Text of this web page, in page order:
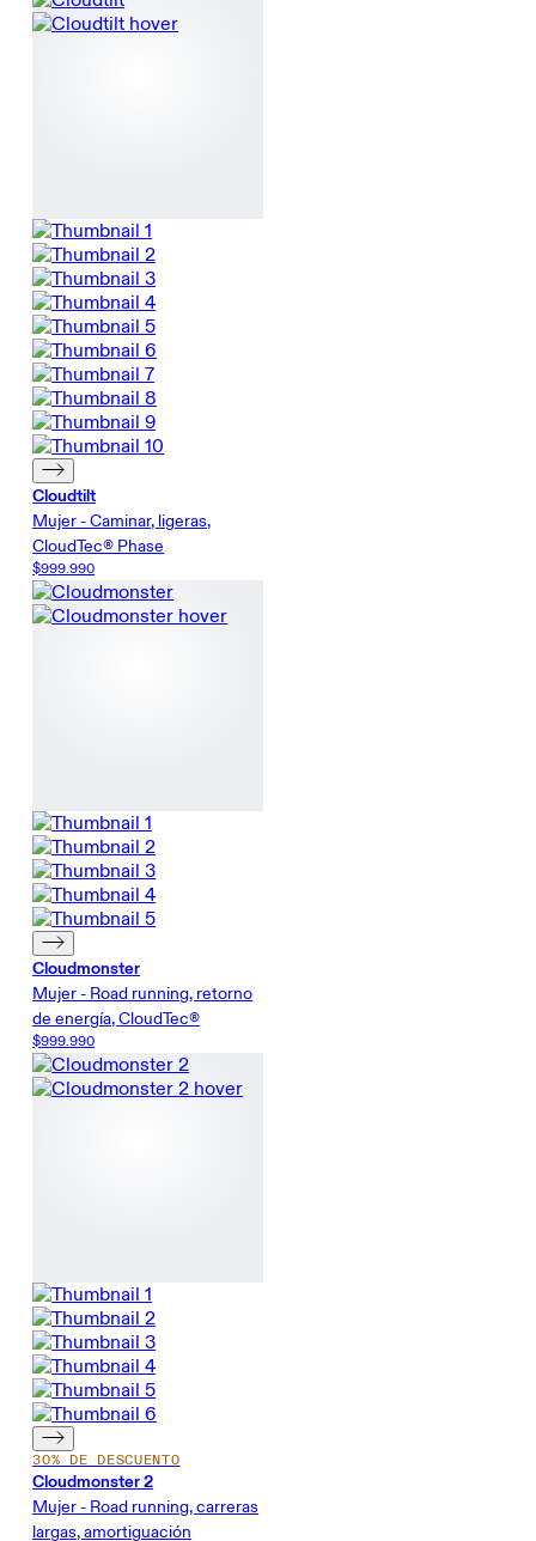
Cloudtilt
Mujer - Caminar, ligeras,
CloudTec® Phase
$999.990
Cloudmonster
Mujer - Road running, retorno
de energía, CloudTec®
$999.990
30% DE DESCUENTO
Cloudmonster 2
Mujer - Road running, carreras
largas, amortiguación